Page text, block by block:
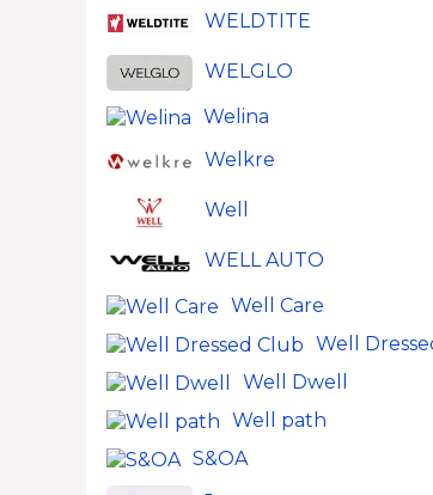
WELDTITE
WELGLO
Welina
Welkre
Well
WELL AUTO
Well Care
Well
Well Dwell
Well path
S&OA